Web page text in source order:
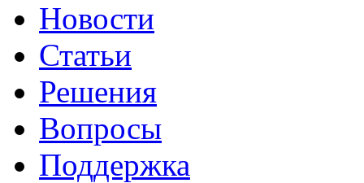
Новости
Статьи
Решения
Вопросы
Поддержка